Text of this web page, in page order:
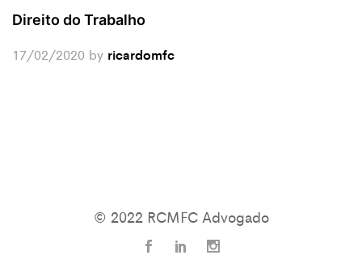
Direito do Trabalho
17/02/2020 by ricardomfc
© 2022 RCMFC Advogado